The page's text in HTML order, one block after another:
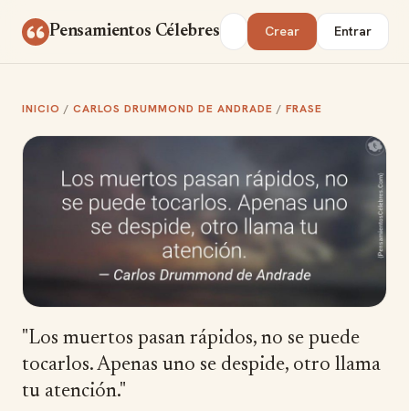
Pensamientos Célebres Buscar Crear Entrar
INICIO / CARLOS DRUMMOND DE ANDRADE / FRASE
"Los muertos pasan rápidos, no se puede
tocarlos. Apenas uno se despide, otro llama
tu atención."